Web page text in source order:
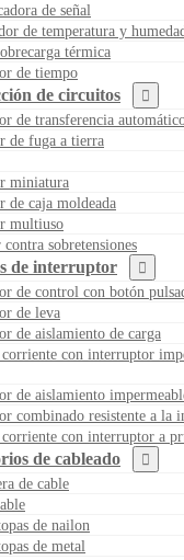
de señal
de temperatura y humedad
térmica
de tiempo
de circuitos
de transferencia
de fuga a tierra
miniatura
de caja moldeada
multiuso
sobretensiones
de interruptor
de control con botón
de leva
de aislamiento de carga
con interruptor
de aislamiento
combinado resistente a la
con interruptor a
de cableado
de cable
de nailon
de metal